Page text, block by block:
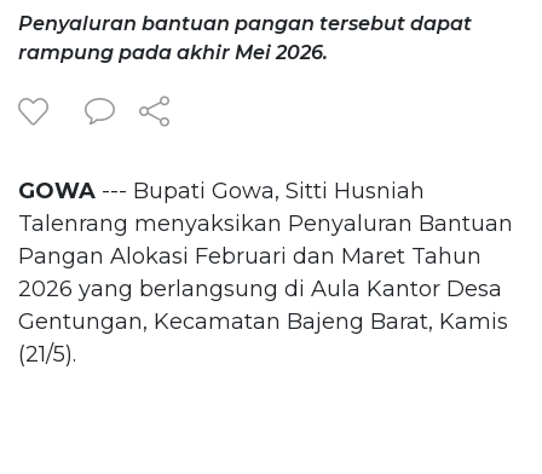
Penyaluran bantuan pangan tersebut dapat
rampung pada akhir Mei 2026.
GOWA --- Bupati Gowa, Sitti Husniah
Talenrang menyaksikan Penyaluran Bantuan
Pangan Alokasi Februari dan Maret Tahun
2026 yang berlangsung di Aula Kantor Desa
Gentungan, Kecamatan Bajeng Barat, Kamis
(21/5).